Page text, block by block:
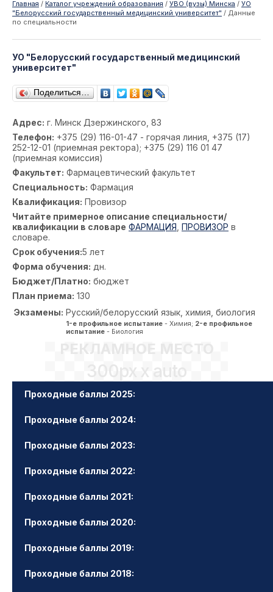
Главная / Каталог учреждений образования / УВО (вузы) Минска / УО
"Белорусский государственный медицинский университет" / Данные
по специальности
УО "Белорусский государственный медицинский
университет"
Поделиться…
Адрес: г. Минск Дзержинского, 83
Телефон: +375 (29) 116-01-47 - горячая линия, +375 (17)
252-12-01 (приемная ректора); +375 (29) 116 01 47
(приемная комиссия)
Факультет: Фармацевтический факультет
Специальность: Фармация
Квалификация: Провизор
Читайте примерное описание специальности/
квалификации в словаре ФАРМАЦИЯ ПРОВИЗОР в
словаре.
Срок обучения:5 лет
Форма обучения: дн.
Бюджет/Платно: бюджет
План приема: 130
Экзамены: Русский/белорусский язык, химия, биология
1-е профильное испытание - Химия; 2-е профильное
испытание - Биология
РЕКЛАМНОЕ МЕСТО
300px x auto
Проходные баллы 2025:
Проходные баллы 2024:
Проходные баллы 2023:
Проходные баллы 2022:
Проходные баллы 2021:
Проходные баллы 2020:
Проходные баллы 2019:
Проходные баллы 2018: